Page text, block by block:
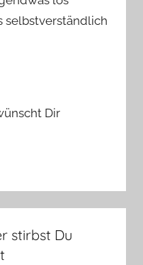
selbstverständlich
Dir
stirbst Du